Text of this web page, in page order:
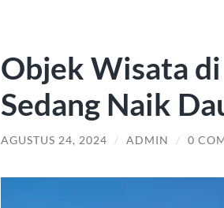
Objek Wisata
Sedang Naik
AGUSTUS 24, 2024 / ADMIN / 0